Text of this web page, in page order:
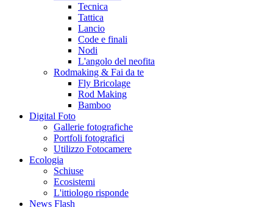
Tecnica
Tattica
Lancio
Code e finali
Nodi
L'angolo del neofita
Rodmaking & Fai da te
Fly Bricolage
Rod Making
Bamboo
Digital Foto
Gallerie fotografiche
Portfoli fotografici
Utilizzo Fotocamere
Ecologia
Schiuse
Ecosistemi
L'ittiologo risponde
News Flash